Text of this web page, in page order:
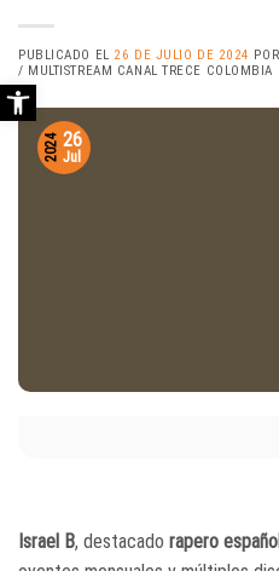
PUBLICADO EL 26 DE JULIO DE 2024 POR
/ MULTISTREAM CANAL TRECE COLOMBIA
26
Jul
2024
Israel B, destacado rapero
Abrir barra de herramientas